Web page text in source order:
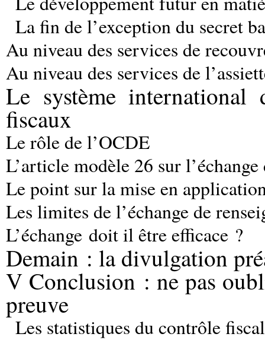
La fin de l’exception du secret
Au niveau des services de
Au niveau des services de
Le système international
fiscaux
Le rôle de l’OCDE
L’article modèle 26 sur
Le point sur la mise en
Les limites de l’échange de
L’échange doit il être efficace ?
Demain : la divulgation
V Conclusion : ne pas
preuve
Les statistiques du contrôle fiscal